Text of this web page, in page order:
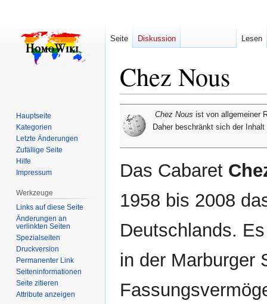
Chez Nous
Navigation
springen
Suche
springen
Chez Nous ist von allgemeiner
Daher beschränkt sich der
Das Cabaret
1958 bis 2008
Deutschlands.
in der Marburger
Seite Diskussion Lesen
Hauptseite
Kategorien
Letzte Änderungen
Zufällige Seite
Hilfe
Impressum
Werkzeuge
Links auf diese Seite
Änderungen an
verlinkten Seiten
Spezialseiten
Druckversion
Permanenter Link
Seiten­­informationen
Seite zitieren
Attribute anzeigen